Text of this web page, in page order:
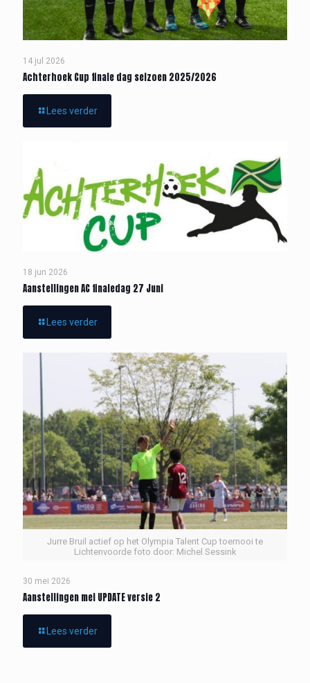
14 jul 2026
Achterhoek Cup finale dag seizoen 2025/2026
Lees verder
18 jun 2026
Aanstellingen AC finaledag 27 Juni
Lees verder
Jurre Bruil actief op het Olympia Talent Cup toernooi te
Lichtenvoorde foto door: Michel Sessink
30 mei 2026
Aanstellingen mei UPDATE versie 2
Lees verder